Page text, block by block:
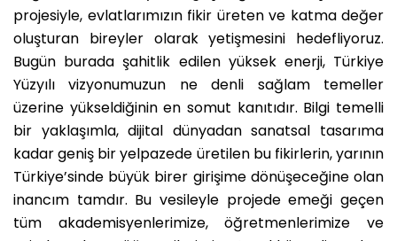
projesiyle, evlatlarımızın fikir üreten ve katma değer
oluşturan bireyler olarak yetişmesini hedefliyoruz.
Bugün burada şahitlik edilen yüksek enerji, Türkiye
Yüzyılı vizyonumuzun ne denli sağlam temeller
üzerine yükseldiğinin en somut kanıtıdır. Bilgi temelli
bir yaklaşımla, dijital dünyadan sanatsal tasarıma
kadar geniş bir yelpazede üretilen bu fikirlerin, yarının
Türkiye’sinde büyük birer girişime dönüşeceğine olan
inancım tamdır. Bu vesileyle projede emeği geçen
tüm akademisyenlerimize, öğretmenlerimize ve